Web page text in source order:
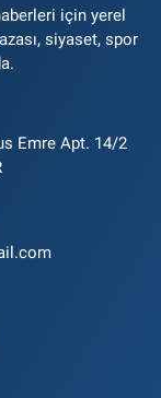
için yerel
siyaset, spor
Emre Apt. 14/2